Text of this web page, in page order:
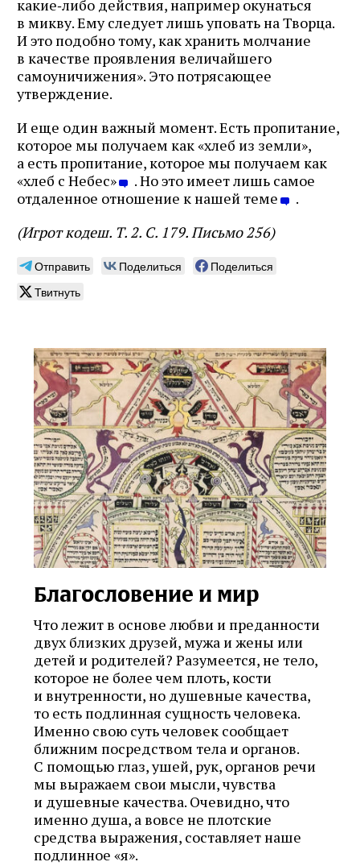
какие‑либо действия, например окунаться
в микву. Ему следует лишь уповать на Творца.
И это подобно тому, как хранить молчание
в качестве проявления величайшего
самоуничижения». Это потрясающее
утверждение.
И еще один важный момент. Есть пропитание,
которое мы получаем как «хлеб из земли»,
а есть пропитание, которое мы получаем как
«хлеб с Небес»
. Но это имеет лишь самое
отдаленное отношение к нашей теме
.
(Игрот кодеш. Т. 2. С. 179. Письмо 256)
Отправить Поделиться
Поделиться
Твитнуть
Благословение и мир
Что лежит в основе любви и преданности
двух близких друзей, мужа и жены или
детей и родителей? Разумеется, не тело,
которое не более чем плоть, кости
и внутренности, но душевные качества,
то есть подлинная сущность человека.
Именно свою суть человек сообщает
ближним посредством тела и органов.
С помощью глаз, ушей, рук, органов речи
мы выражаем свои мысли, чувства
и душевные качества. Очевидно, что
именно душа, а вовсе не плотские
средства выражения, составляет наше
подлинное «я».